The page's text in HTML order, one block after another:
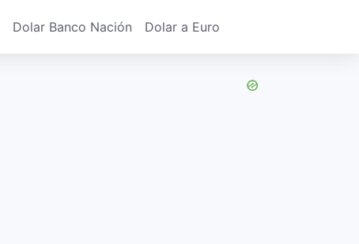
Dolar Banco Nación Dolar a Euro